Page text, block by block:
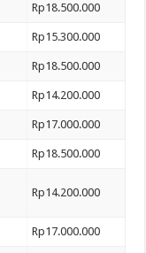
Rp18.500.000
Rp15.300.000
Rp18.500.000
Rp14.200.000
Rp17.000.000
Rp18.500.000
Rp14.200.000
Rp17.000.000